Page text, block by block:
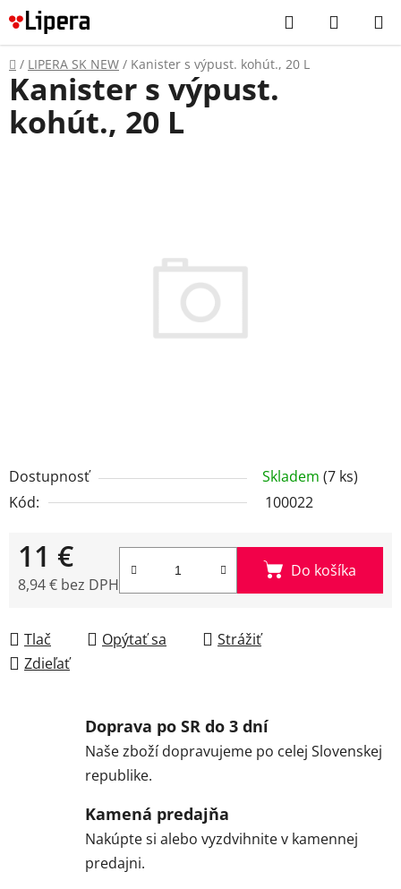
Prejsť
na
obsah
Hľadať
KOŠÍK
Domov
/ LIPERA SK NEW / Kanister s výpust. kohút., 20 L
Dostupnosť Skladem (7 ks)
Kód:
100022
11 €
8,94 € bez DPH
Do košíka
Tlač Opýtať sa
Strážiť
Zdieľať
Kanister s výpust.
kohút., 20 L
Doprava po SR do 3 dní
Naše zboží dopravujeme po celej Slovenskej
republike.
Kamená predajňa
Nakúpte si alebo vyzdvihnite v kamennej
predajni.